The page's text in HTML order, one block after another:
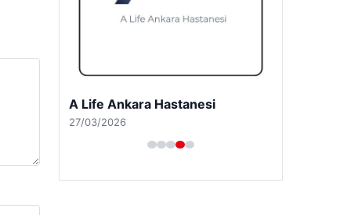
A Life Ankara Hastanesi
27/03/2026